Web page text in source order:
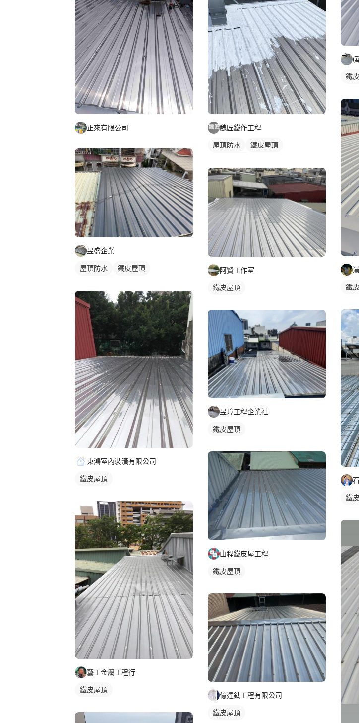
正來有限公司
昱盛企業
屋頂防水
鐵皮屋頂
東鴻室內裝潢有限公司
鐵皮屋頂
藝工金屬工程行
鐵皮屋頂
魏匠鐵作工程
屋頂防水
鐵皮屋頂
阿賢工作室
鐵皮屋頂
昱璋工程企業社
鐵皮屋頂
山程鐵皮屋工程
鐵皮屋頂
億達鈦工程有限公司
鐵皮屋頂
(
鐵
鐵
鐵